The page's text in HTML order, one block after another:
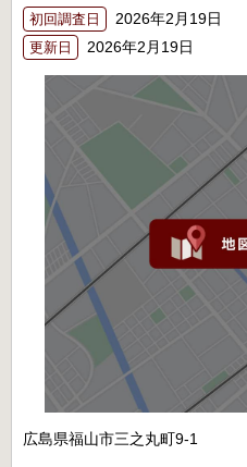
初回調査日 2026年2月19日
更新日 2026年2月19日
広島県福山市三之丸町9-1